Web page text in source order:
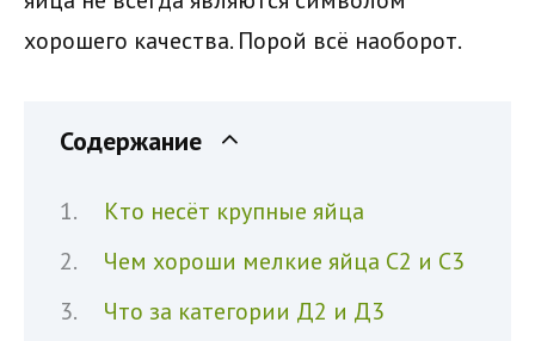
хорошего качества. Порой всё наоборот.
Содержание
Кто несёт крупные яйца
Чем хороши мелкие яйца С2 и С3
Что за категории Д2 и Д3